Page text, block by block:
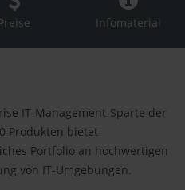
Infomaterial
IT-Management-Sparte der
Produkten bietet
Portfolio an hochwertigen
von IT-Umgebungen.